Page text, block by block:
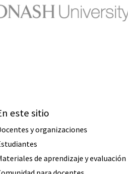
este sitio
y organizaciones
de aprendizaje y evaluación